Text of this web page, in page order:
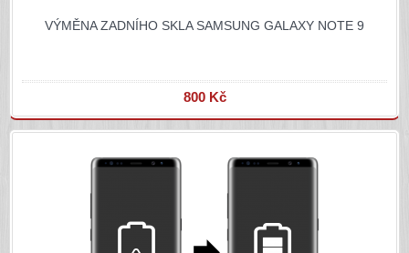
VÝMĚNA ZADNÍHO SKLA SAMSUNG GALAXY NOTE 9
800 Kč